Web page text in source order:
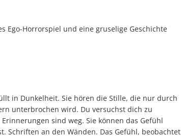
Ego-Horrorspiel und eine gruselige Geschichte
in Dunkelheit. Sie hören die Stille, die nur durch
unterbrochen wird. Du versuchst dich zu
sind weg. Sie können das Gefühl
Schriften an den Wänden. Das Gefühl, beobachtet